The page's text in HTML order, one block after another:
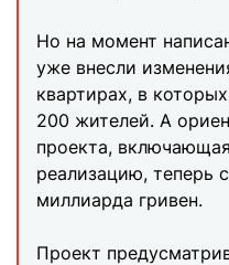
Но на момент
уже внесли
квартирах, в
200 жителей. А
проекта,
реализацию, теперь
миллиарда гривен.
Проект